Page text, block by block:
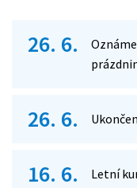
26. 6.
26. 6.
16. 6. Letní